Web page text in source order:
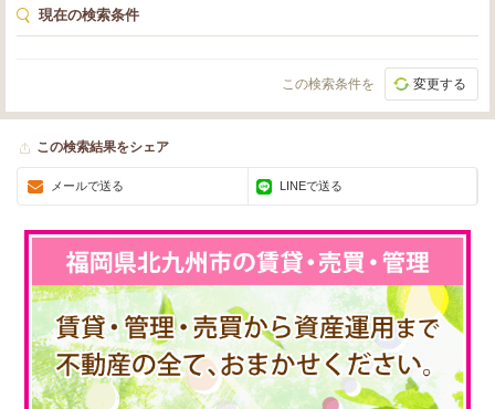
※動画は3号タイプのお部屋です。
現在の検索条件
この検索条件を 変更する
この検索結果をシェア
メールで送る LINEで送る